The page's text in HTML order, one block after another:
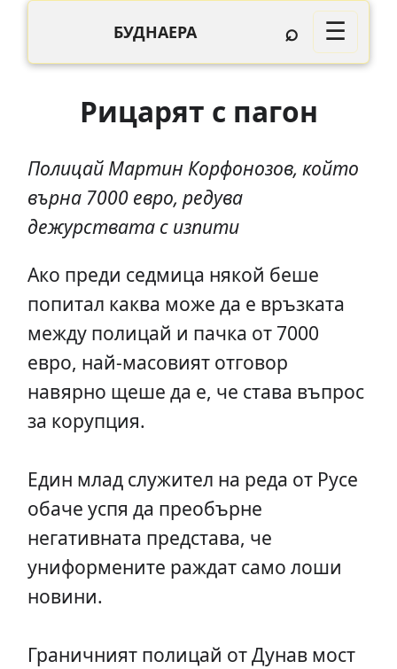
БУДНАЕРА ⌕ ☰
Рицарят с пагон
Полицай Мартин Корфонозов, който
върна 7000 евро, редува
дежурствата с изпити
Ако преди седмица някой беше
попитал каква може да е връзката
между полицай и пачка от 7000
евро, най-масовият отговор
навярно щеше да е, че става въпрос
за корупция.
Един млад служител на реда от Русе
обаче успя да преобърне
негативната представа, че
униформените раждат само лоши
новини.
Граничният полицай от Дунав мост